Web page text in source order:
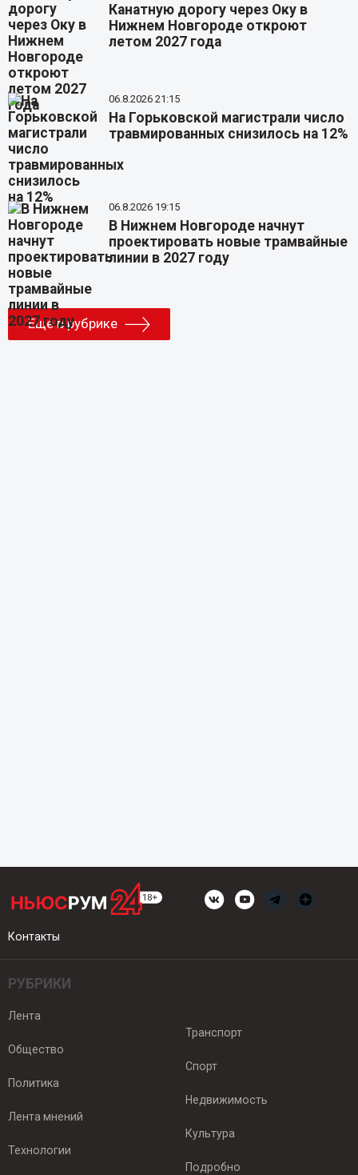
Канатную дорогу через Оку в
Нижнем Новгороде откроют
летом 2027 года
06.8.2026 21:15
На Горьковской магистрали число
травмированных снизилось на 12%
06.8.2026 19:15
В Нижнем Новгороде начнут
проектировать новые трамвайные
линии в 2027 году
Еще в рубрике
Контакты
РУБРИКИ
Лента
Общество
Политика
Лента мнений
Технологии
Транспорт
Спорт
Недвижимость
Культура
Подробно